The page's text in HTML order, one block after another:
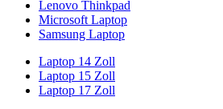
Lenovo Thinkpad
Microsoft Laptop
Samsung Laptop
Laptop 14 Zoll
Laptop 15 Zoll
Laptop 17 Zoll